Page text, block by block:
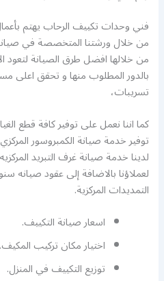
فني وحدات تكييف الرحاب يهتم
من خلال ورشتنا المتخصصة في صيانة
من خلالها افضل طرق الصيانة لتعود
بالدور المطلوب منها و تحقق اعلى
تسريبات،
كما اننا نعمل على توفير كافة قطع
توفير خدمة صيانة الكمبروسور
لدينا خدمة صيانة غرف التبريد
لعملاؤنا بالاضافة إلى عقود صيانه
التمديدات المركزية.
اسعار صيانة التكييف.
اختيار مكان تركيب المكيف.
توزيع التكييف في المنزل.